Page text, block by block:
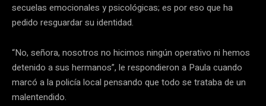
secuelas emocionales y psicológicas; es por eso que ha
pedido resguardar su identidad.
“No, señora, nosotros no hicimos ningún operativo ni hemos
detenido a sus hermanos”, le respondieron a Paula cuando
marcó a la policía local pensando que todo se trataba de un
malentendido.